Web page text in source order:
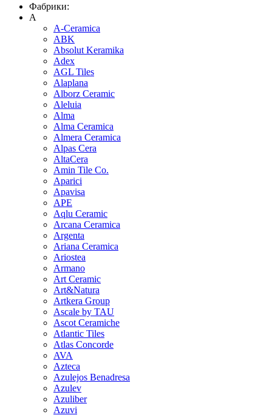
Фабрики:
A
A-Ceramica
ABK
Absolut Keramika
Adex
AGL Tiles
Alaplana
Alborz Ceramic
Aleluia
Alma
Alma Ceramica
Almera Ceramica
Alpas Cera
AltaCera
Amin Tile Co.
Aparici
Apavisa
APE
Aqlu Ceramic
Arcana Ceramica
Argenta
Ariana Ceramica
Ariostea
Armano
Art Ceramic
Art&Natura
Artkera Group
Ascale by TAU
Ascot Ceramiche
Atlantic Tiles
Atlas Concorde
AVA
Azteca
Azulejos Benadresa
Azulev
Azuliber
Azuvi